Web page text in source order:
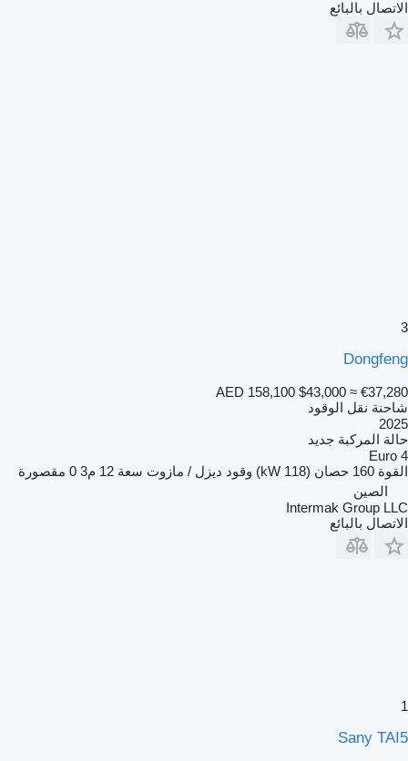
الاتصال بالبائع
3
Dongfeng
AED 158,100 $43,000 ≈ €37,280
شاحنة نقل الوقود
2025
حالة المركبة جديد
Euro 4
القوة 160 حصان (118 kW) وقود ديزل / مازوت سعة 12 م3
0 مقصورة
الصين
Intermak Group LLC
الاتصال بالبائع
1
Sany TAI5